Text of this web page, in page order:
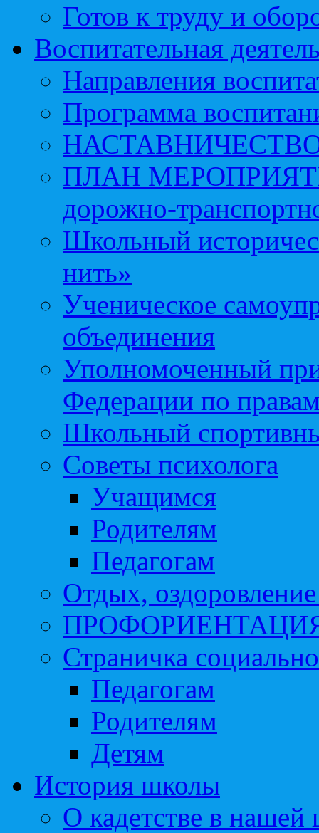
Готов к труду и
Воспитательная
Направления
Программа
ПЛАН МЕРОПРИЯТИЙ
дорожно-
Школьный
нить»
Ученическое
объединения
Уполномоченный
Федерации по
Школьный
Советы психолога
Учащимся
Родителям
Педагогам
Отдых, оздоровление
Страничка
Педагогам
Родителям
Детям
История школы
О кадетстве в нашей